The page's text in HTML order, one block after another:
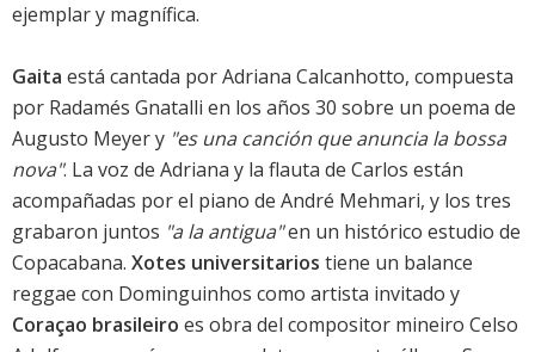
ejemplar y magnífica.
Gaita está cantada por Adriana Calcanhotto, compuesta
por Radamés Gnatalli en los años 30 sobre un poema de
Augusto Meyer y "es una canción que anuncia la bossa
nova". La voz de Adriana y la flauta de Carlos están
acompañadas por el piano de André Mehmari, y los tres
grabaron juntos "a la antigua"en un histórico estudio de
Copacabana. Xotes universitarios tiene un balance
reggae con Dominguinhos como artista invitado y
Coraçao brasileiro es obra del compositor mineiro Celso